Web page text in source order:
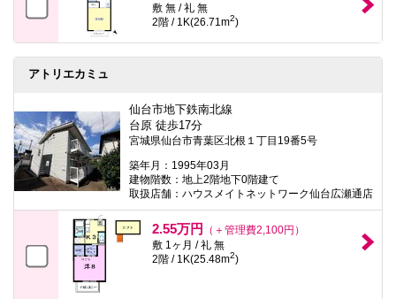
敷 無 / 礼 無
2階 / 1K(26.71m2)
アトリエカミュ
仙台市地下鉄南北線
台原 徒歩17分
宮城県仙台市青葉区北根１丁目19番5号
築年月：1995年03月
建物階数：地上2階地下0階建て
取扱店舗：ハウスメイトネットワーク仙台広瀬通店
2.55万円
（＋管理費2,100円）
敷 1ヶ月 / 礼 無
2階 / 1K(25.48m2)